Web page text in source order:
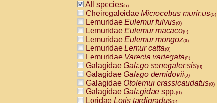
All species(5)
Cheirogaleidae Microcebus murinus(0)
Lemuridae Eulemur fulvus(0)
Lemuridae Eulemur macaco(0)
Lemuridae Eulemur mongoz(0)
Lemuridae Lemur catta(0)
Lemuridae Varecia variegata(0)
Galagidae Galago senegalensis(0)
Galagidae Galago demidovii(0)
Galagidae Otolemur crassicaudatus(0)
Galagidae Galagidae spp.(0)
Loridae Loris tardigradus(0)